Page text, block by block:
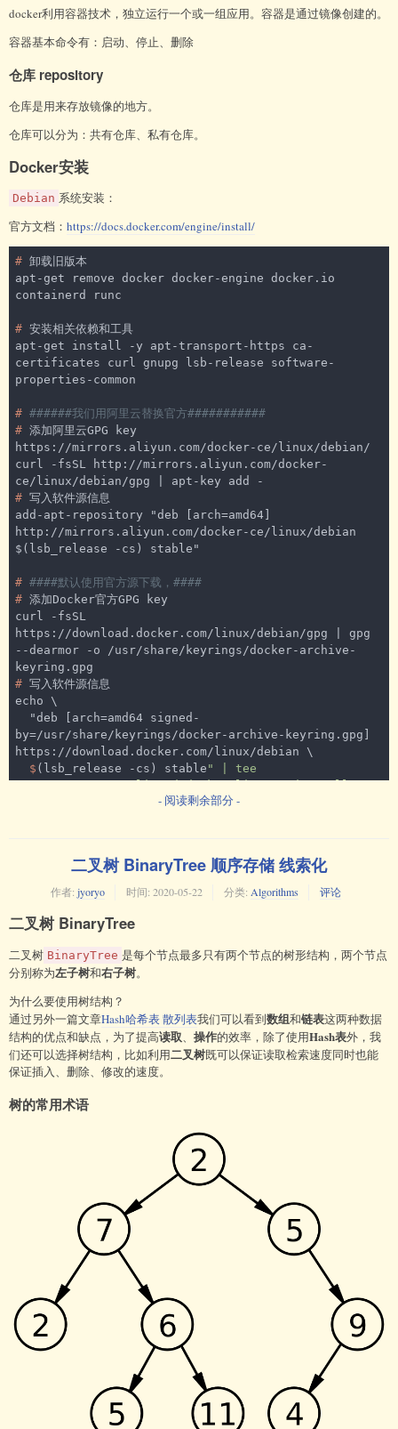
docker利用容器技术，独立运行一个或一组应用。容器是通过镜像创建的。
容器基本命令有：启动、停止、删除
仓库 repository
仓库是用来存放镜像的地方。
仓库可以分为：共有仓库、私有仓库。
Docker安装
Debian 系统安装：
官方文档： https://docs.docker.com/engine/install/
# 卸载旧版本
apt-get remove docker docker-engine docker.io
# 安装相关依赖和工具
apt-get install -y apt-transport-https ca-
certificates curl gnupg lsb-release software-
# ######我们用阿里云替换官方###########
# 添加阿里云GPG key
https://mirrors.aliyun.com/docker-ce/linux/debian/
curl -fsSL http://mirrors.aliyun.com/docker-
# 写入软件源信息
add-apt-repository "deb [arch=amd64]
http://mirrors.aliyun.com/docker-ce/linux/debian
# ####默认使用官方源下载，####
# 添加Docker官方GPG key
curl -fsSL
https://download.docker.com/linux/debian/gpg | gpg
--dearmor -o /usr/share/keyrings/docker-archive-
# 写入软件源信息
echo \
by=/usr/share/keyrings/docker-archive-keyring.gpg]
  $
(lsb_release -cs) stable " | tee
换"https://xxxxx.mirror.aliyuncs.com
tee /etc/docker/daemon.json <<-'EOF'
{
["https://xxxxx.mirror.aliyuncs.com"]
}
EOF
# 重启docker
systemctl restart docker
- 阅读剩余部分 -
二叉树 BinaryTree 顺序存储 线索化
作者: jyoryo 时间: 2020-05-22 分类: Algorithms 评论
二叉树 BinaryTree
二叉树 BinaryTree 是每个节点最多只有两个节点的树形结构，两个节点
分别称为左子树和右子树。
为什么要使用树结构？
通过另外一篇文章Hash哈希表 散列表我们可以看到数组和链表这两种数据
结构的优点和缺点，为了提高读取、 操作的效率，除了使用Hash表外，我
们还可以选择树结构，比如利用二叉树既可以保证读取检索速度同时也能
保证插入、删除、修改的速度。
树的常用术语